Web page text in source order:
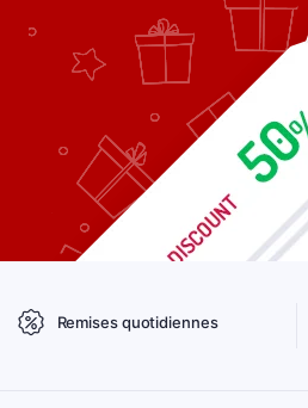
Remises quotidiennes